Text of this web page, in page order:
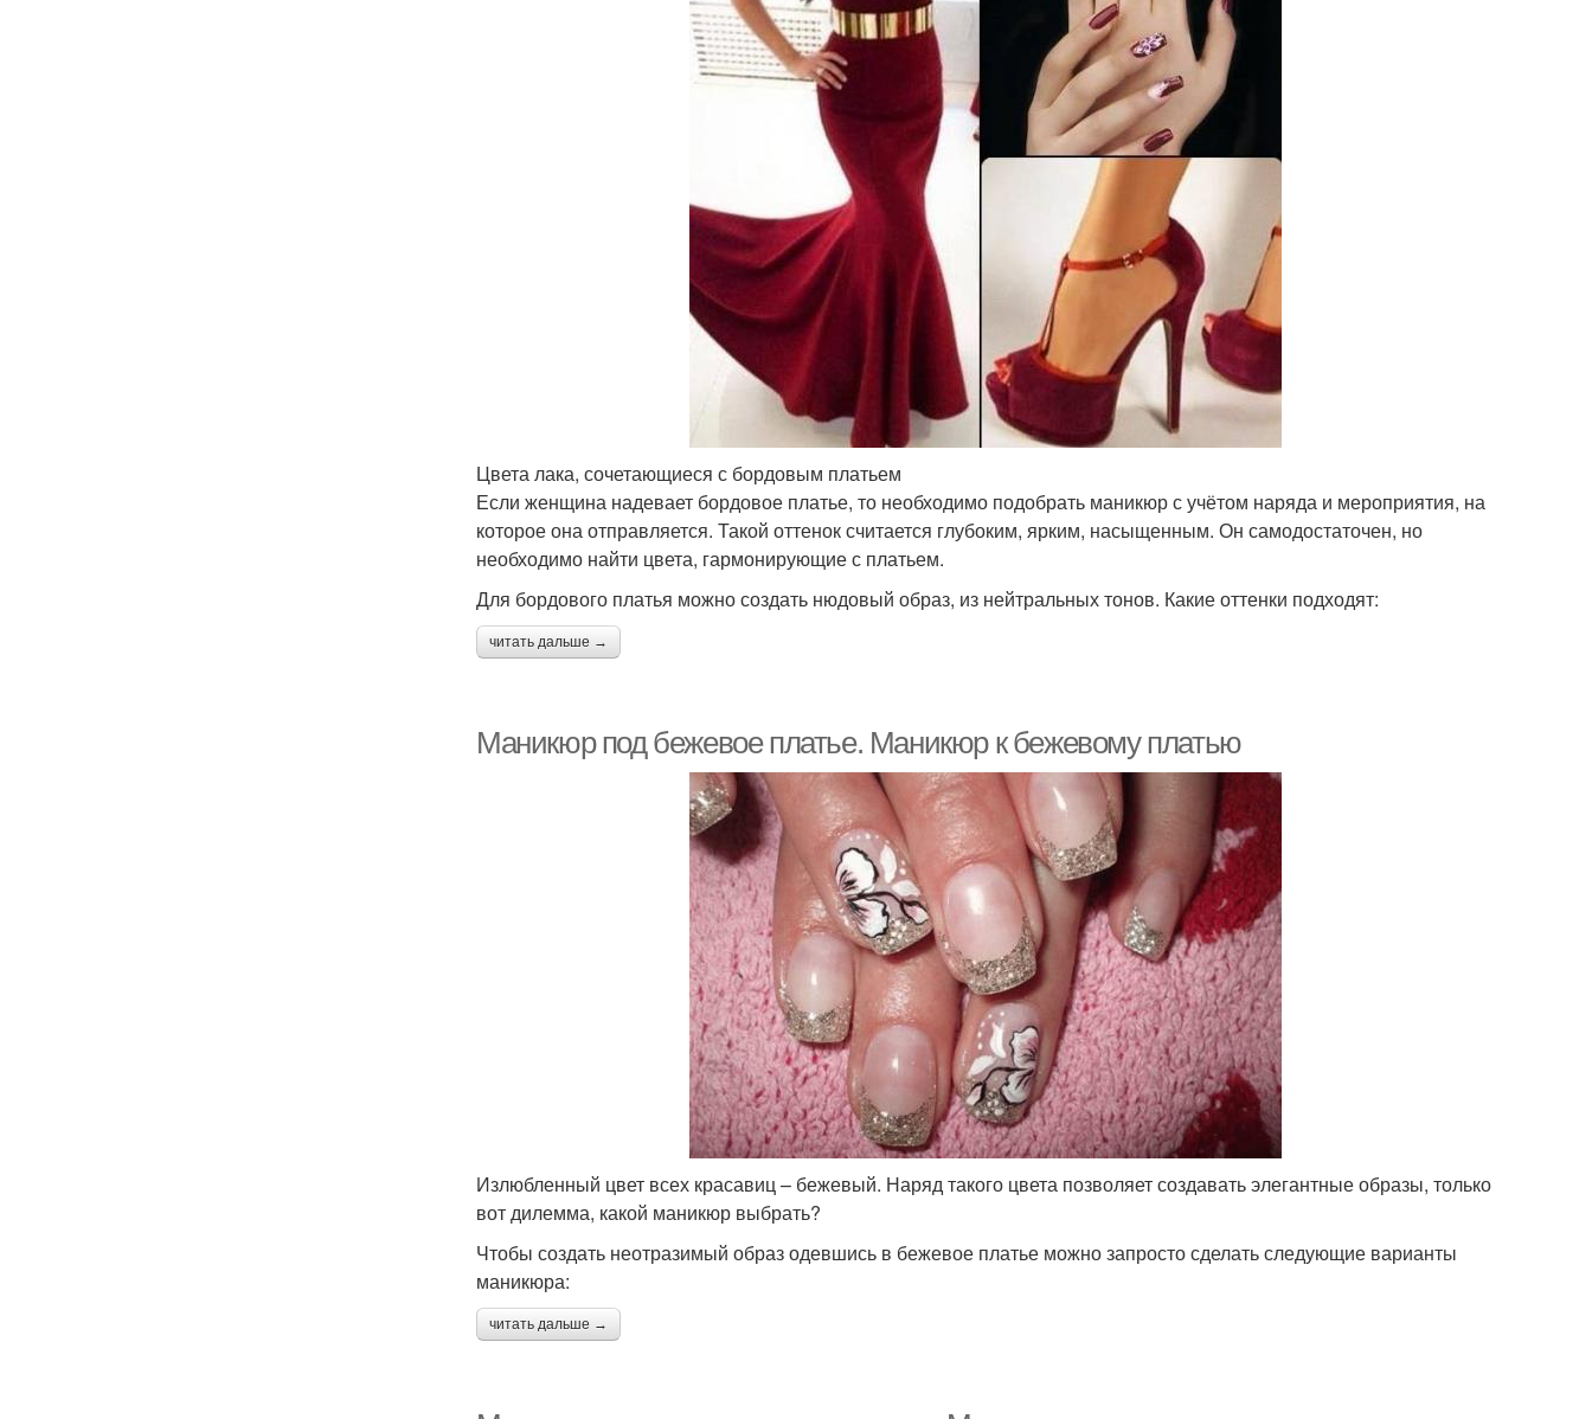
Цвета лака, сочетающиеся с бордовым платьем
Если женщина надевает бордовое платье, то необходимо подобрать маникюр с учётом наряда и мероприятия, на
которое она отправляется. Такой оттенок считается глубоким, ярким, насыщенным. Он самодостаточен, но
необходимо найти цвета, гармонирующие с платьем.
Для бордового платья можно создать нюдовый образ, из нейтральных тонов. Какие оттенки подходят:
читать дальше →
Маникюр под бежевое платье. Маникюр к бежевому платью
Излюбленный цвет всех красавиц – бежевый. Наряд такого цвета позволяет создавать элегантные образы, только
вот дилемма, какой маникюр выбрать?
Чтобы создать неотразимый образ одевшись в бежевое платье можно запросто сделать следующие варианты
маникюра:
читать дальше →